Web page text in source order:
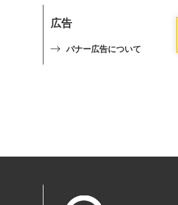
広告
バナー広告について